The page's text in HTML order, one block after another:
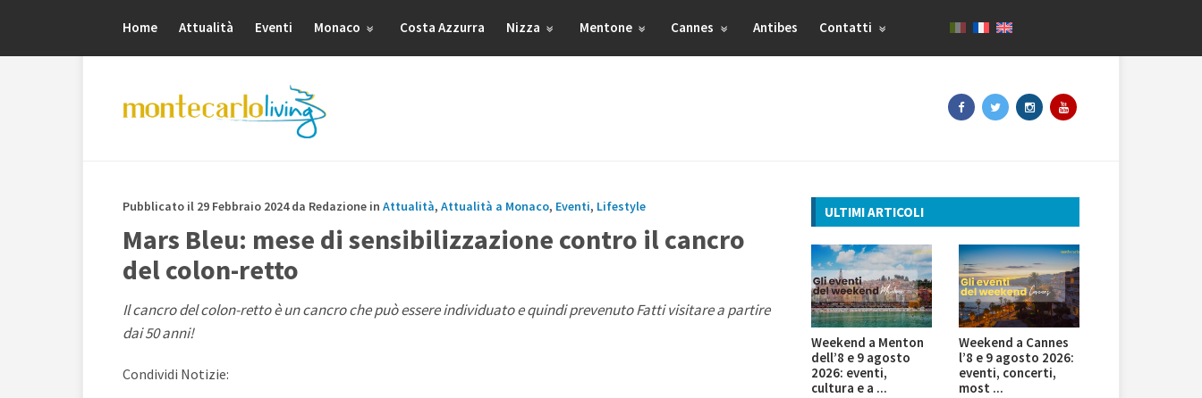
Home Attualità Eventi Monaco Costa Azzurra Nizza Mentone Cannes Antibes Contatti
Pubblicato il 29 Febbraio 2024 da Redazione in Attualità, Attualità a Monaco, Eventi, Lifestyle
Mars Bleu: mese di sensibilizzazione contro il cancro
del colon-retto
Il cancro del colon-retto è un cancro che può essere individuato e quindi prevenuto Fatti visitare a partire
dai 50 anni!
Condividi Notizie:
ULTIMI ARTICOLI
Weekend a Menton
dell’8 e 9 agosto
2026: eventi,
cultura e a ...
Weekend a Cannes
l’8 e 9 agosto 2026:
eventi, concerti,
most ...